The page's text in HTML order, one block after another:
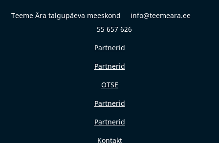
Teeme Ära talgupäeva meeskond info@teemeara.ee
55 657 626
Partnerid
Partnerid
OTSE
Partnerid
Partnerid
Kontakt